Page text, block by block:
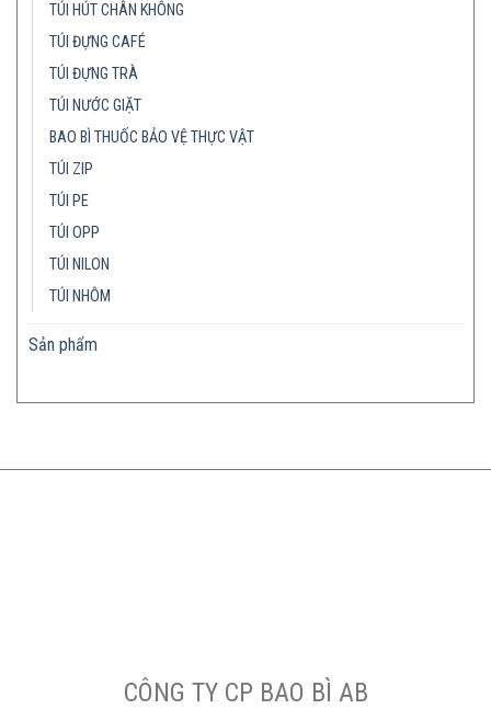
TÚI HÚT CHÂN KHÔNG
TÚI ĐỰNG CAFÉ
TÚI ĐỰNG TRÀ
TÚI NƯỚC GIẶT
BAO BÌ THUỐC BẢO VỆ THỰC VẬT
TÚI ZIP
TÚI PE
TÚI OPP
TÚI NILON
TÚI NHÔM
Sản phẩm
CÔNG TY CP BAO BÌ AB